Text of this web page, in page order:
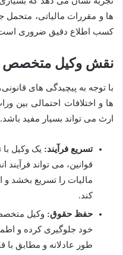
ها و مقررات مالیاتی، متحمل
کسب اطلاع دقیق ضروری
نقش وکیل متخصص
با توجه به پیچیدگی های
ها و اختلافات احتمالی بین
ارث می تواند بسیار مفید باشد.
تسریع فرآیند: یک وکیل با
قوانین، می تواند
مالیات را تسریع بخشد و
کند.
حفظ حقوق: وکیل
خود جلوگیری کرده و
طور عادلانه و مطابق با